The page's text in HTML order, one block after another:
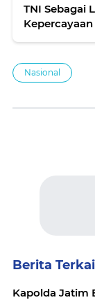
TNI Sebagai
Nasional
Berita
Kapolda Jatim